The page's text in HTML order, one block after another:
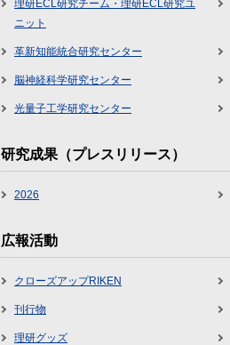
理研ECL研究チーム・理研ECL研究ユ
ニット
革新知能統合研究センター
脳神経科学研究センター
光量子工学研究センター
研究成果（プレスリリース）
2026
広報活動
クローズアップRIKEN
刊行物
理研グッズ